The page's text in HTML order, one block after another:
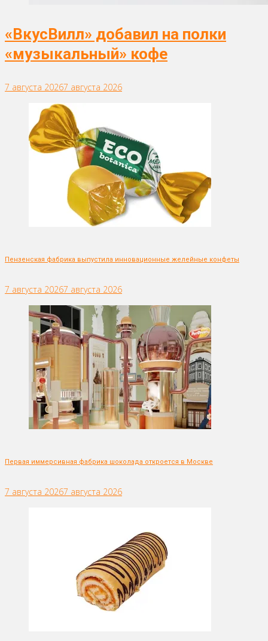
«ВкусВилл» добавил на полки
«музыкальный» кофе
7 августа 20267 августа 2026
Пензенская фабрика выпустила инновационные желейные конфеты
7 августа 20267 августа 2026
Первая иммерсивная фабрика шоколада откроется в Москве
7 августа 20267 августа 2026